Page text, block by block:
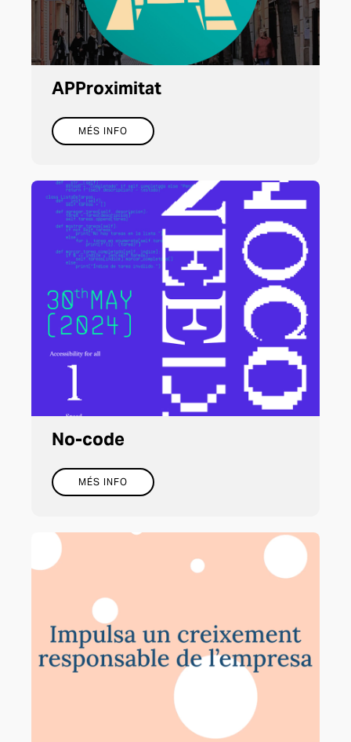
APProximitat
MÉS INFO
No-code
MÉS INFO